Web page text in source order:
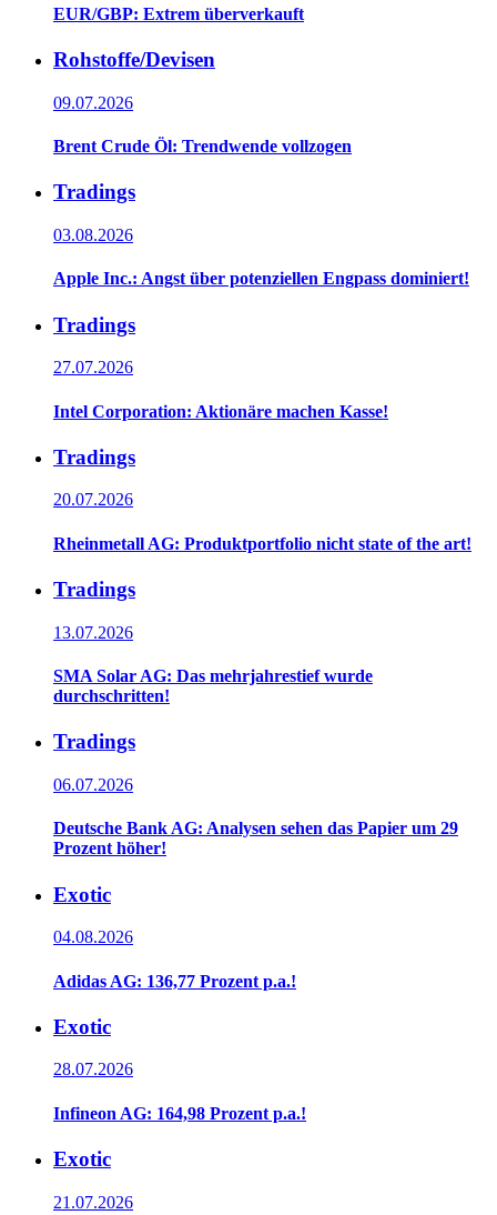
EUR/GBP: Extrem überverkauft
Rohstoffe/Devisen
09.07.2026
Brent Crude Öl: Trendwende vollzogen
Tradings
03.08.2026
Apple Inc.: Angst über potenziellen Engpass dominiert!
Tradings
27.07.2026
Intel Corporation: Aktionäre machen Kasse!
Tradings
20.07.2026
Rheinmetall AG: Produktportfolio nicht state of the art!
Tradings
13.07.2026
SMA Solar AG: Das mehrjahrestief wurde
durchschritten!
Tradings
06.07.2026
Deutsche Bank AG: Analysen sehen das Papier um 29
Prozent höher!
Exotic
04.08.2026
Adidas AG: 136,77 Prozent p.a.!
Exotic
28.07.2026
Infineon AG: 164,98 Prozent p.a.!
Exotic
21.07.2026